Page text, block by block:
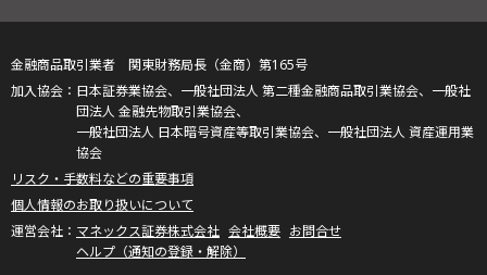
金融商品取引業者 関東財務局長（金商）第165号
日本証券業協会、一般社団法人 第二種金融商品取引業協会、一般社
団法人 金融先物取引業協会、
一般社団法人 日本暗号資産等取引業協会、一般社団法人 資産運用業
協会
リスク・手数料などの重要事項
個人情報のお取り扱いについて
マネックス証券株式会社 会社概要 お問合せ
ヘルプ（通知の登録・解除）